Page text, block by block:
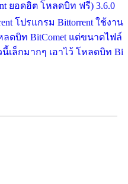
ยอดฮิต โหลดบิท ฟรี) 3.6.0
โปรแกรม Bittorrent ใช้งาน
ดบิท BitComet แต่ขนาดไฟล์
เล็กมากๆ เอาไว้ โหลดบิท Bi